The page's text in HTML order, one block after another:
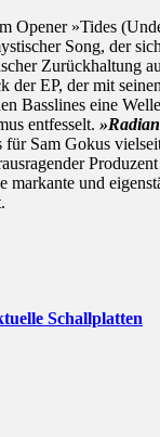
Opener »Tides
Song, der
Zurückhaltung
der EP, der mit
Basslines eine
entfesselt.
Sam Gokus
markante und
Schallplatten